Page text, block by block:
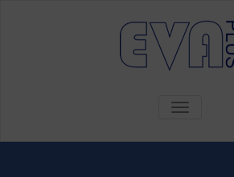
ALTERNAR